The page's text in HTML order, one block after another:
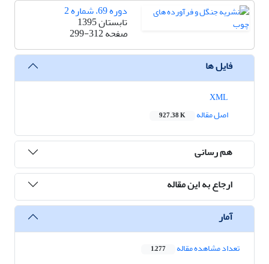
دوره 69، شماره 2
تابستان 1395
صفحه299-312
فایل ها
اصل مقاله
927.38 K
هم رسانی
ارجاع به این مقاله
آمار
تعداد مشاهده مقاله 1,277